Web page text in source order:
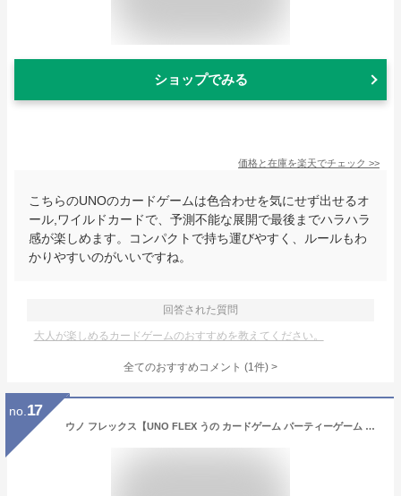
ショップでみる
価格と在庫を楽天でチェック >>
こちらのUNOのカードゲームは色合わせを気にせず出せるオ
ール,ワイルドカードで、予測不能な展開で最後までハラハラ
感が楽しめます。コンパクトで持ち運びやすく、ルールもわ
かりやすいのがいいですね。
回答された質問
大人が楽しめるカードゲームのおすすめを教えてください。
全てのおすすめコメント (1件) >
no. 17
ウノ フレックス【UNO FLEX うの カードゲーム パーティーゲーム 2〜8人プレイ 7歳以上 マテルゲーム 頭脳戦 子供〜大人まで 親子 家族 友達 小学生 脳トレ】ネコポス発送 送料無料 マジックナイト RM135967